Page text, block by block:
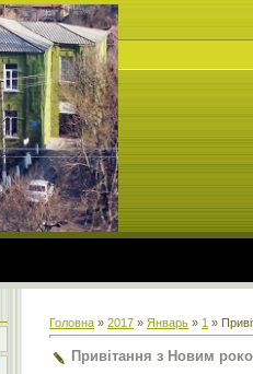
Головна » 2017 » Январь » 1 »
Привітання з Новим